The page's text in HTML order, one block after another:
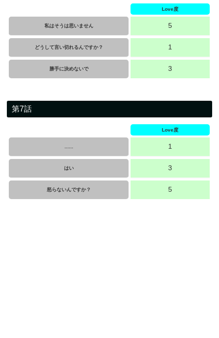
Love度
私はそうは思いません 5
どうして言い切れるんですか？ 1
勝手に決めないで 3
第7話
Love度
1
はい 3
怒らないんですか？ 5